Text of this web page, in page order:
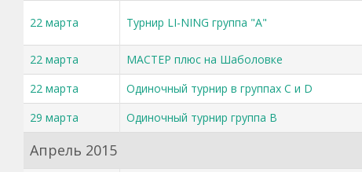
22 марта Турнир LI-NING группа "А"
22 марта
МАСТЕР плюс на Шаболовке
22 марта
Одиночный турнир в группах С и D
29 марта
Одиночный турнир группа B
Апрель 2015